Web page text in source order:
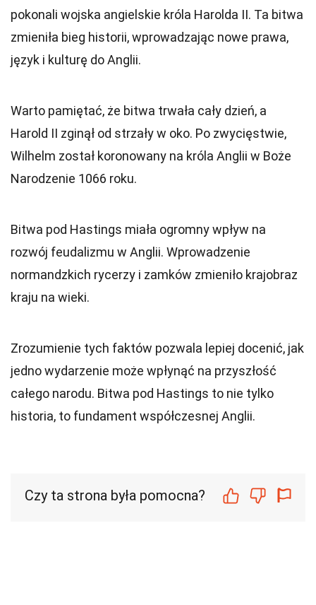
pokonali wojska angielskie króla Harolda II. Ta bitwa
zmieniła bieg historii, wprowadzając nowe prawa,
język i kulturę do Anglii.
Warto pamiętać, że bitwa trwała cały dzień, a
Harold II zginął od strzały w oko. Po zwycięstwie,
Wilhelm został koronowany na króla Anglii w Boże
Narodzenie 1066 roku.
Bitwa pod Hastings miała ogromny wpływ na
rozwój feudalizmu w Anglii. Wprowadzenie
normandzkich rycerzy i zamków zmieniło krajobraz
kraju na wieki.
Zrozumienie tych faktów pozwala lepiej docenić, jak
jedno wydarzenie może wpłynąć na przyszłość
całego narodu. Bitwa pod Hastings to nie tylko
historia, to fundament współczesnej Anglii.
Czy ta strona była pomocna?